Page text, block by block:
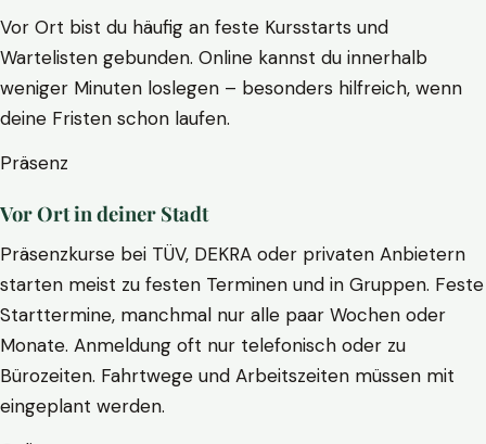
Vor Ort bist du häufig an feste Kursstarts und
Wartelisten gebunden. Online kannst du innerhalb
weniger Minuten loslegen – besonders hilfreich, wenn
deine Fristen schon laufen.
Präsenz
Vor Ort in deiner Stadt
Präsenzkurse bei TÜV, DEKRA oder privaten Anbietern
starten meist zu festen Terminen und in Gruppen. Feste
Starttermine, manchmal nur alle paar Wochen oder
Monate. Anmeldung oft nur telefonisch oder zu
Bürozeiten. Fahrtwege und Arbeitszeiten müssen mit
eingeplant werden.